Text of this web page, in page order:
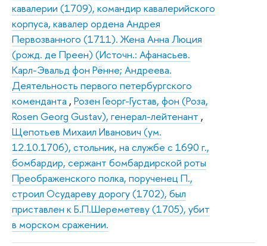
кавалерии (1709), командир кавалерийского
корпуса, кавалер ордена Андрея
Первозванного (1711). Жена Анна Люция
(рожд. де Преен) (Источн.: Афанасьев.
Карл-Эвальд фон Рённе; Андреева.
Деятельность первого петербургского
коменданта , Розен Георг-Густав, фон (Роза,
Rosen Georg Gustav), генерал-лейтенант ,
Щепотьев Михаил Иванович (ум.
12.10.1706), стольник, на службе с 1690 г.,
бомбардир, сержант бомбардирской роты
Преображенского полка, порученец П.,
строил Осудареву дорогу (1702), был
приставлен к Б.П.Шереметеву (1705), убит
в морском сражении.